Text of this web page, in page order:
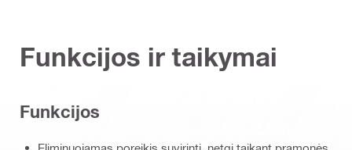
Funkcijos ir taikymai
Funkcijos